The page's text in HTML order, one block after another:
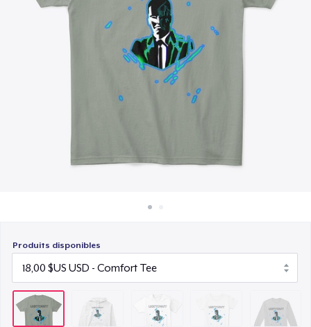
Vendez partout
Vendre n'importe quoi
Produits disponibles
23,00 $US
Women's Comfort Tee
Classic Long Sleeve Tee